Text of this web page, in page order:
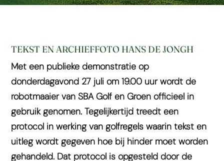
TEKST EN ARCHIEFFOTO HANS DE JONGH
Met een publieke demonstratie op
donderdagavond 27 juli om 19.00 uur wordt de
robotmaaier van SBA Golf en Groen officieel in
gebruik genomen. Tegelijkertijd treedt een
protocol in werking van golfregels waarin tekst en
uitleg wordt gegeven hoe bij hinder moet worden
gehandeld. Dat protocol is opgesteld door de